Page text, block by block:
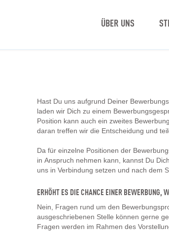
ÜBER UNS
Hast Du uns aufgrund Deiner
laden wir Dich zu einem
Position kann auch ein zweites
daran treffen wir die Entscheidung und
Da für einzelne Positionen der
in Anspruch nehmen kann, kannst Du
uns in Verbindung setzen und nach dem
ERHÖHT ES DIE CHANCE EINER BEWERBUNG,
Nein, Fragen rund um den
ausgeschriebenen Stelle können gerne
Fragen werden im Rahmen des